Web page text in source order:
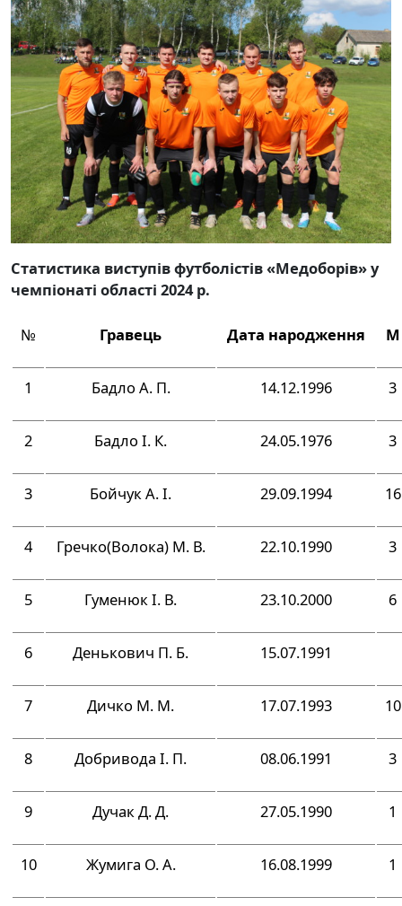
Статистика виступів футболістів «Медоборів» у
чемпіонаті області 2024 р.
№ Гравець Дата народження М
1 Бадло А. П. 14.12.1996 3
2 Бадло І. К. 24.05.1976 3
3 Бойчук А. І. 29.09.1994 16
4 Гречко(Волока) М. В. 22.10.1990 3
5 Гуменюк І. В. 23.10.2000 6
6 Денькович П. Б. 15.07.1991
7 Дичко М. М. 17.07.1993 10
8 Добривода І. П. 08.06.1991 3
9 Дучак Д. Д. 27.05.1990 1
10 Жумига О. А. 16.08.1999 1